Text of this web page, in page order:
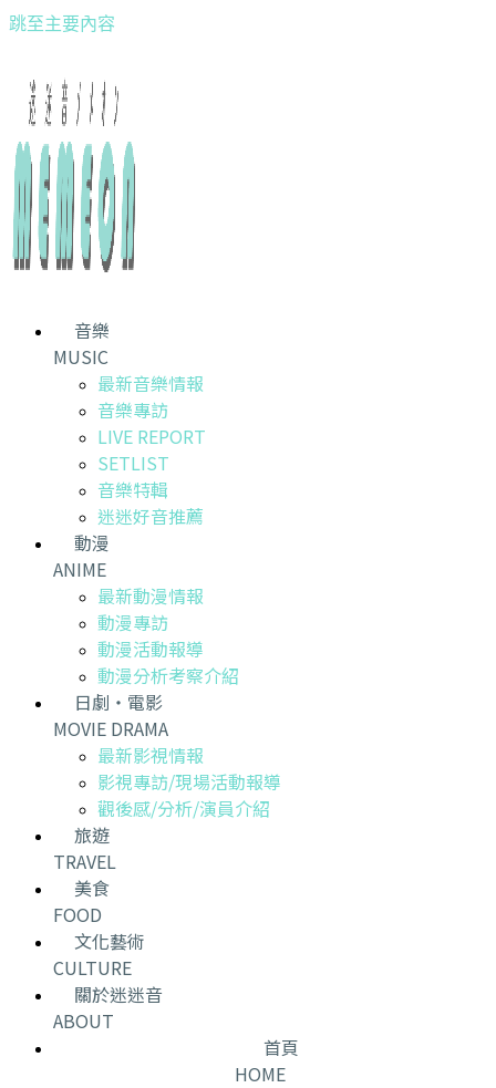
跳至主要內容
音樂
MUSIC
最新音樂情報
音樂專訪
LIVE REPORT
SETLIST
音樂特輯
迷迷好音推薦
動漫
ANIME
最新動漫情報
動漫專訪
動漫活動報導
動漫分析考察介紹
日劇・電影
MOVIE DRAMA
最新影視情報
影視專訪/現場活動報導
觀後感/分析/演員介紹
旅遊
TRAVEL
美食
FOOD
文化藝術
CULTURE
關於迷迷音
ABOUT
首頁
HOME